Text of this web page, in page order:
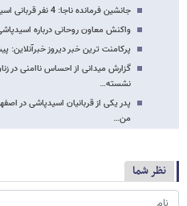
جانشین فرمانده ناجا: 4 نفر قربانی اسیدپاشی های اخیر در اصفهان شده اند
واکنش معاون روحانی درباره
پرکامنت ترین خبر دیروز خبرآنلاین:
گزارش میدانی از احساس ناامنی در
نشسته…
پدر یکی از قربانیان اسیدپاشی در
من…
نظر شما